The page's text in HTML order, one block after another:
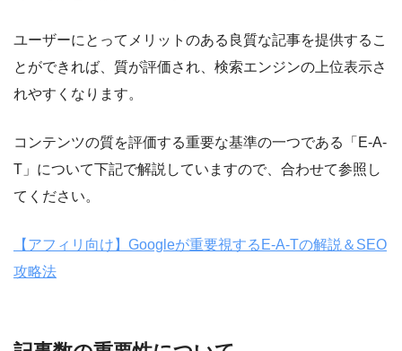
ユーザーにとってメリットのある良質な記事を提供するこ
とができれば、質が評価され、検索エンジンの上位表示さ
れやすくなります。
コンテンツの質を評価する重要な基準の一つである「E-A-
T」について下記で解説していますので、合わせて参照し
てください。
【アフィリ向け】Googleが重要視するE-A-Tの解説＆SEO
攻略法